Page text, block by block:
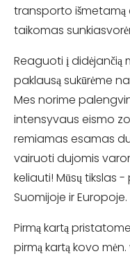
transporto
taikomas
Reaguoti į didėjančią
paklausą sukūrėme
Mes norime
intensyvaus eismo
remiamas esamas
vairuoti dujomis
keliauti! Mūsų tikslas
Suomijoje ir Europoje.
Pirmą kartą
pirmą kartą kovo